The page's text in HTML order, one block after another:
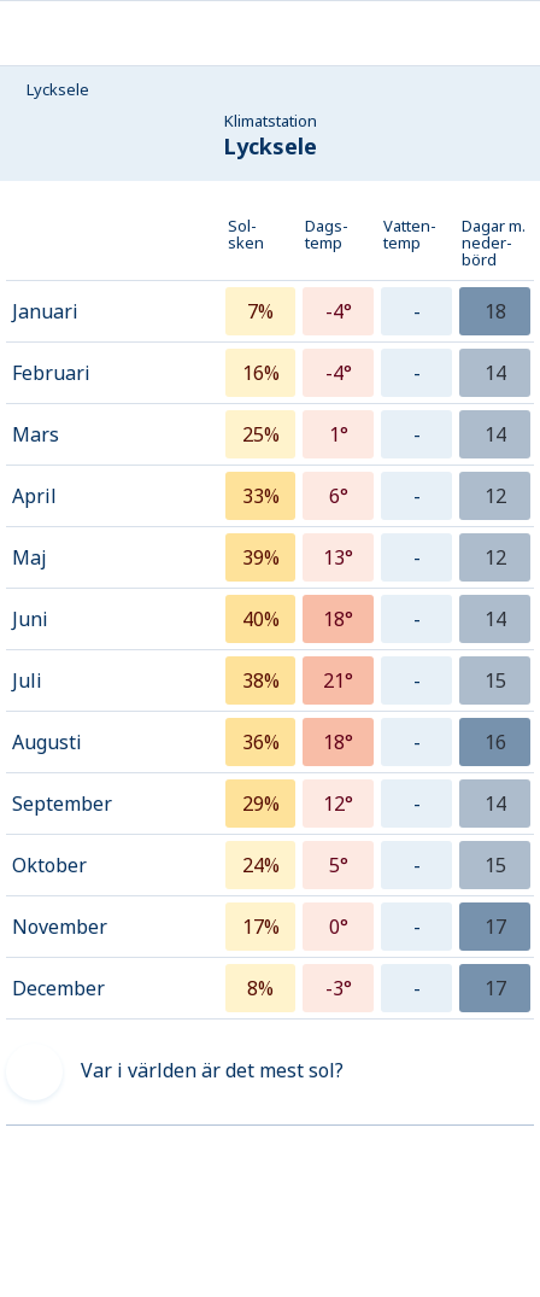
Lycksele
Klimatstation
Lycksele
Sol-
sken
Dags-
temp
Vatten-
temp
Dagar m.
neder­
börd
Januari 7% -4° - 18
Februari 16% -4° - 14
Mars 25% 1° - 14
April 33% 6° - 12
Maj 39% 13° - 12
Juni 40% 18° - 14
Juli 38% 21° - 15
Augusti 36% 18° - 16
September 29% 12° - 14
Oktober 24% 5° - 15
November 17% 0° - 17
December 8% -3° - 17
Var i världen är det mest sol?